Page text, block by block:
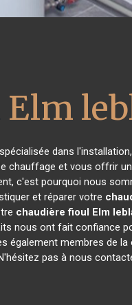
dans
chauffage et vous offrir
c'est pourquoi nous
et réparer votre
chaudière fioul Elm
nous ont fait confiance
membres de la
pas à nous